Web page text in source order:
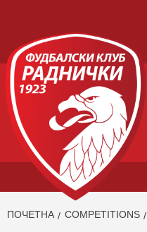
content
ПОЧЕТНА COMPETITIONS